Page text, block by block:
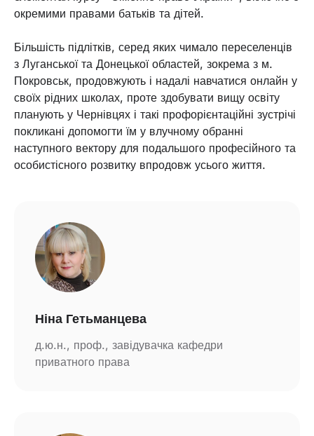
окремими правами батьків та дітей.
Більшість підлітків, серед яких чимало переселенців
з Луганської та Донецької областей, зокрема з м.
Покровськ, продовжують і надалі навчатися онлайн у
своїх рідних школах, проте здобувати вищу освіту
планують у Чернівцях і такі профорієнтаційні зустрічі
покликані допомогти їм у влучному обранні
наступного вектору для подальшого професійного та
особистісного розвитку впродовж усього життя.
Ніна Гетьманцева
д.ю.н., проф., завідувачка кафедри
приватного права